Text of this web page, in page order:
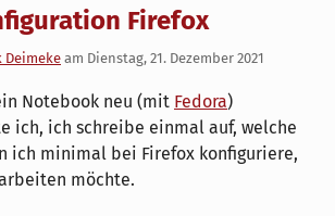
Firefox
Deimeke am Dienstag, 21. Dezember 2021
Notebook neu (mit Fedora)
ich, ich schreibe einmal auf, welche
ich minimal bei Firefox konfiguriere,
möchte.